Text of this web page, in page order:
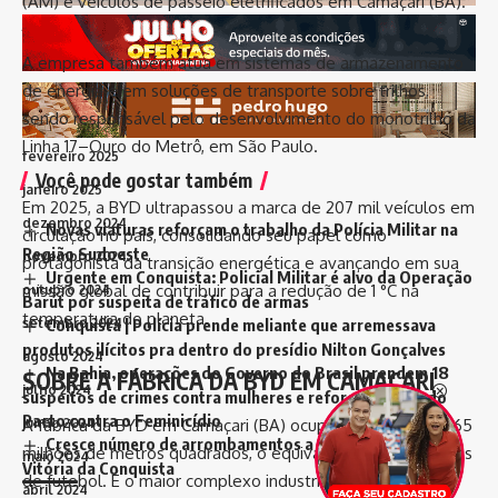
Você pode gostar também
Novas viaturas reforçam o trabalho da Polícia Militar na
Região Sudoeste
Urgente em Conquista: Policial Militar é alvo da Operação
Barút por suspeita de tráfico de armas
Conquista | Polícia prende meliante que arremessava
produtos ilícitos pra dentro do presídio Nilton Gonçalves
Na Bahia, operações do Governo do Brasil prendem 18
suspeitos de crimes contra mulheres e reforçam ações do
Pacto contra o Feminicídio
Cresce número de arrombamentos a supermercados em
Vitória da Conquista
A empresa também atua em sistemas de armazenamento
de energia e em soluções de transporte sobre trilhos,
sendo responsável pelo desenvolvimento do monotrilho da
Linha 17–Ouro do Metrô, em São Paulo.
Em 2025, a BYD ultrapassou a marca de 207 mil veículos em
circulação no país, consolidando seu papel como
protagonista da transição energética e avançando em sua
missão global de contribuir para a redução de 1 °C na
temperatura do planeta.
SOBRE A FÁBRICA DA BYD EM CAMAÇARI
A fábrica da BYD em Camaçari (BA) ocupa uma área de 4,65
milhões de metros quadrados, o equivalente a 645 campos
de futebol. É o maior complexo industrial da companhia
junho 2025
maio 2025
abril 2025
março 2025
fevereiro 2025
janeiro 2025
dezembro 2024
novembro 2024
outubro 2024
setembro 2024
agosto 2024
julho 2024
junho 2024
maio 2024
abril 2024